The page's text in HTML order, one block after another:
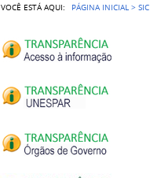
VOCÊ ESTÁ AQUI: PÁGINA INICIAL >SIC